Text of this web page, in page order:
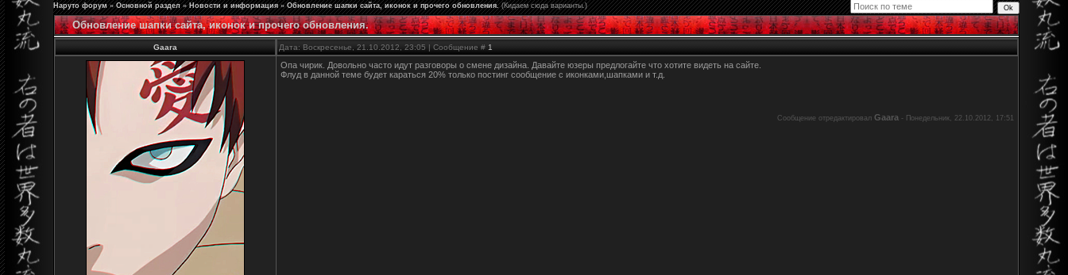
Наруто форум » Основной раздел » Новости и информация » Обновление шапки сайта, иконок и прочего обновления. (Кидаем сюда варианты.)
Обновление шапки сайта, иконок и прочего обновления.
Gaara Дата: Воскресенье, 21.10.2012, 23:05 | Сообщение # 1
Опа чирик. Довольно часто идут разговоры о смене дизайна. Давайте юзеры предлогайте что хотите видеть на сайте.
Флуд в данной теме будет караться 20% только постинг сообщение с иконками,шапками и т.д.
Сообщение отредактировал Gaara - Понедельник, 22.10.2012, 17:51